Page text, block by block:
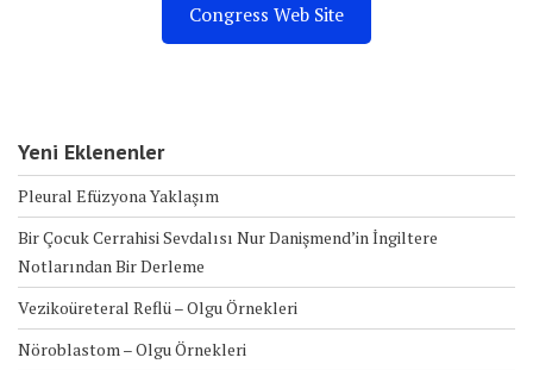
Congress Web Site
Yeni Eklenenler
Pleural Efüzyona Yaklaşım
Bir Çocuk Cerrahisi Sevdalısı Nur Danişmend’in İngiltere
Notlarından Bir Derleme
Vezikoüreteral Reflü – Olgu Örnekleri
Nöroblastom – Olgu Örnekleri